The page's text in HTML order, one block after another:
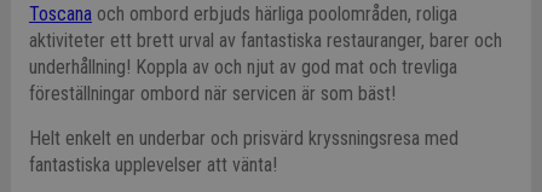
Toscana och ombord erbjuds härliga poolområden, roliga
aktiviteter ett brett urval av fantastiska restauranger, barer och
underhållning! Koppla av och njut av god mat och trevliga
föreställningar ombord när servicen är som bäst!
Helt enkelt en underbar och prisvärd kryssningsresa med
fantastiska upplevelser att vänta!